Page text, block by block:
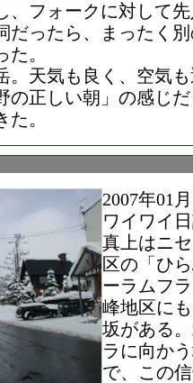
、フォークに対して
だったら、まったく
。
。天気も良く、空気
の正しい朝」の感じ
。
2007年01
ワイワイ
真上はニ
区の「ひ
ーラムフ
峰地区に
坂がある
ラに向か
で、この